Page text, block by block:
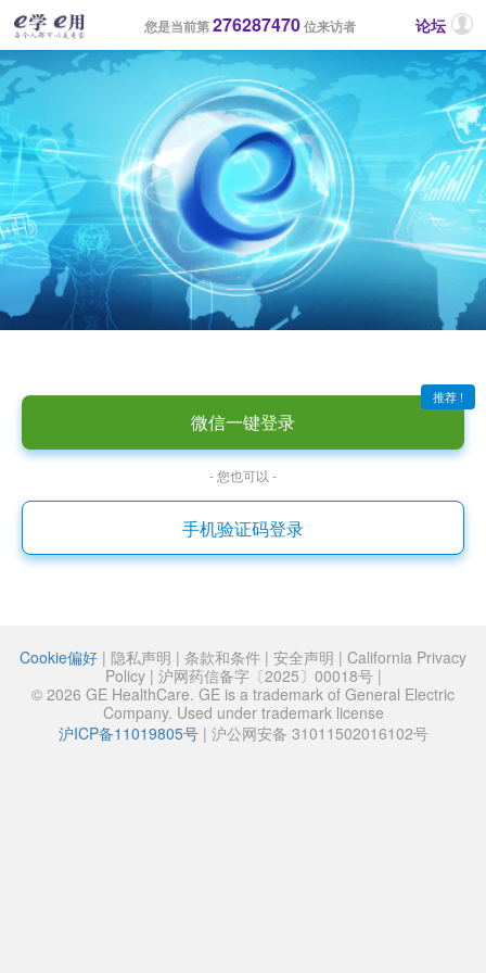
您是当前第276287470位来访者 论坛
推荐 !
微信一键登录
- 您也可以 -
手机验证码登录
Cookie偏好 | 隐私声明 | 条款和条件 | 安全声明 | California Privacy
Policy| 沪网药信备字〔2025〕00018号|
© 2026 GE HealthCare. GE is a trademark of General Electric
Company. Used under trademark license
沪ICP备11019805号| 沪公网安备 31011502016102号